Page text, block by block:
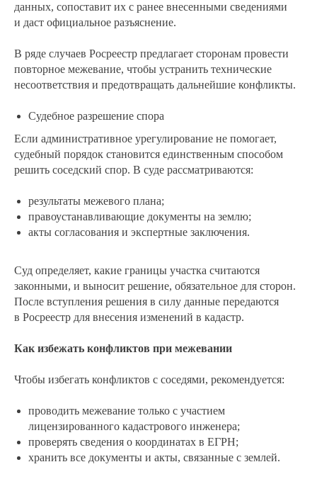
данных, сопоставит их с ранее внесенными сведениями
и даст официальное разъяснение.
В ряде случаев Росреестр предлагает сторонам провести
повторное межевание, чтобы устранить технические
несоответствия и предотвращать дальнейшие конфликты.
Судебное разрешение спора
Если административное урегулирование не помогает,
судебный порядок становится единственным способом
решить соседский спор. В суде рассматриваются:
результаты межевого плана;
правоустанавливающие документы на землю;
акты согласования и экспертные заключения.
Суд определяет, какие границы участка считаются
законными, и выносит решение, обязательное для сторон.
После вступления решения в силу данные передаются
в Росреестр для внесения изменений в кадастр.
Как избежать конфликтов при межевании
Чтобы избегать конфликтов с соседями, рекомендуется:
проводить межевание только с участием
лицензированного кадастрового инженера;
проверять сведения о координатах в ЕГРН;
хранить все документы и акты, связанные с землей.